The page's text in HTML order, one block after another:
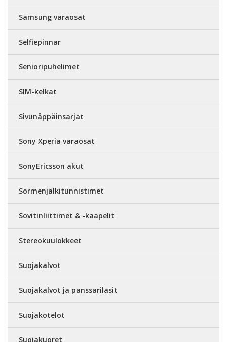
Samsung varaosat
Selfiepinnar
Senioripuhelimet
SIM-kelkat
Sivunäppäinsarjat
Sony Xperia varaosat
SonyEricsson akut
Sormenjälkitunnistimet
Sovitinliittimet & -kaapelit
Stereokuulokkeet
Suojakalvot
Suojakalvot ja panssarilasit
Suojakotelot
Suojakuoret